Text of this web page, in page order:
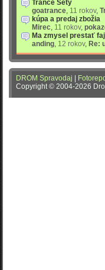
Trance Sety
goatrance, 11 rokov,
kúpa a predaj zbožia
Mirec, 11 rokov,
Ma zmysel prestať
anding, 12 rokov, Re:
DROM Spravodaj
Copyright © 2004-2026